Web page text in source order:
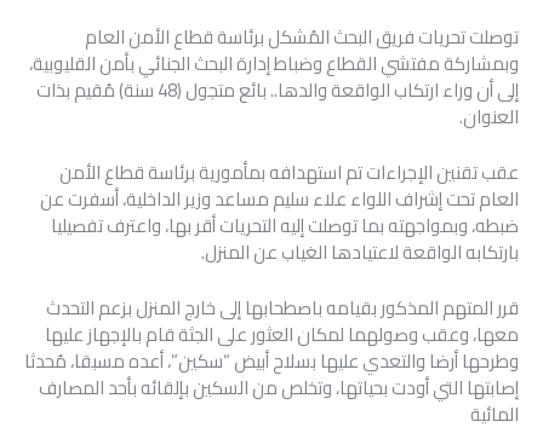
توصلت تحريات فريق البحث المُشكل برئاسة قطاع الأمن العام
وبمشاركة مفتشي القطاع وضباط إدارة البحث الجنائي بأمن القليوبية،
إلى أن وراء ارتكاب الواقعة والدها.. بائع متجول (48 سنة) مُقيم بذات
العنوان.
عقب تقنين الإجراءات تم استهدافه بمأمورية برئاسة قطاع الأمن
العام تحت إشراف اللواء علاء سليم مساعد وزير الداخلية، أسفرت عن
ضبطه، وبمواجهته بما توصلت إليه التحريات أقر بها، واعترف تفصيليا
بارتكابه الواقعة لاعتيادها الغياب عن المنزل.
قرر المتهم المذكور بقيامه باصطحابها إلى خارج المنزل بزعم التحدث
معها، وعقب وصولهما لمكان العثور على الجثة قام بالإجهاز عليها
وطرحها أرضا والتعدي عليها بسلاح أبيض “سكين”، أعده مسبقا، مُحدثا
إصابتها التي أودت بحياتها، وتخلص من السكين بإلقائه بأحد المصارف
المائية